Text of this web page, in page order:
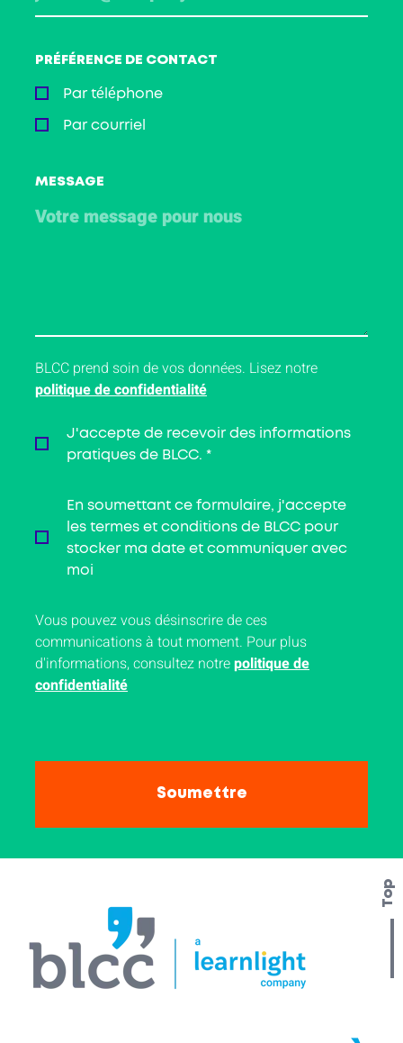
PRÉFÉRENCE DE CONTACT
Par téléphone
Par courriel
MESSAGE
BLCC prend soin de vos données. Lisez notre
politique de confidentialité
J'accepte de recevoir des informations
pratiques de BLCC. *
En soumettant ce formulaire, j'accepte
les termes et conditions de BLCC pour
stocker ma date et communiquer avec
moi
Vous pouvez vous désinscrire de ces
communications à tout moment. Pour plus
d'informations, consultez notrepolitique de
confidentialité
Top